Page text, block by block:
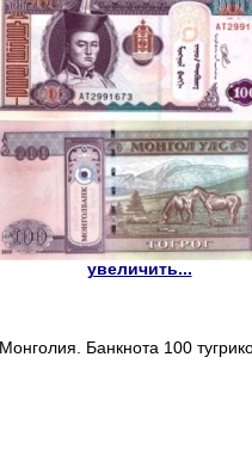
увеличить...
Монголия. Банкнота 100